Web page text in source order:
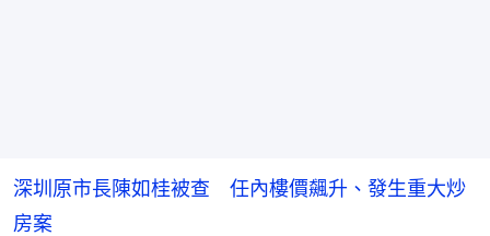
深圳原市長陳如桂被查 任內樓價飆升、發生重大炒
房案